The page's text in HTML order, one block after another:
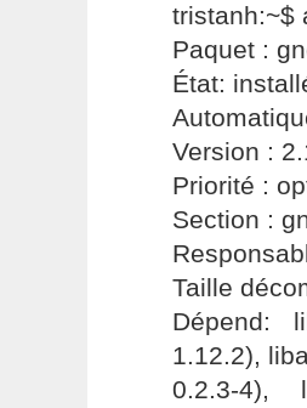
tristanh:~$
Paquet :
État:
Version :
Priorité :
Section :
Taille
Dépend:
1.12.2),
0.2.3-4),